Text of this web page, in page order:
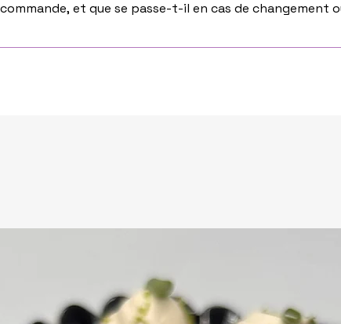
et que se passe-t-il en cas de changement
directement à la commande. Si vous passez par notre